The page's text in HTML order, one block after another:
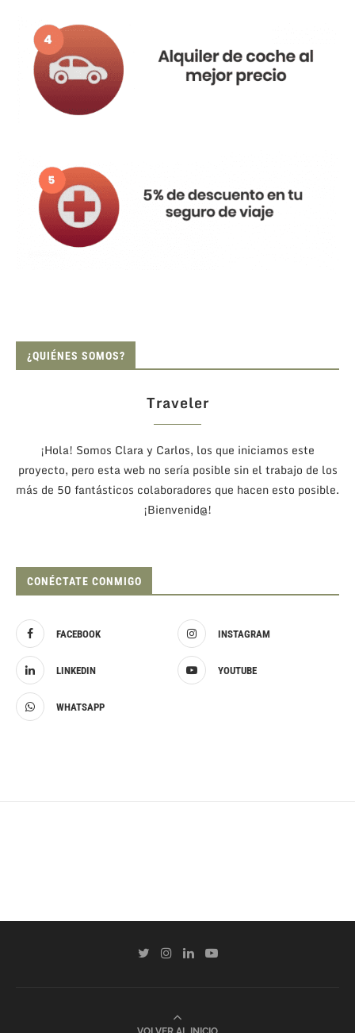
¿QUIÉNES SOMOS?
Traveler
¡Hola! Somos Clara y Carlos, los que iniciamos este
proyecto, pero esta web no sería posible sin el trabajo de los
más de 50 fantásticos colaboradores que hacen esto posible.
¡Bienvenid@!
CONÉCTATE CONMIGO
FACEBOOK INSTAGRAM
LINKEDIN YOUTUBE
WHATSAPP